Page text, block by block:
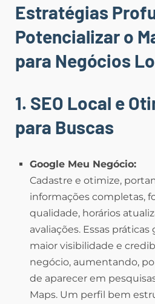
Estratégias
Potencializar o
para Negócios
1. SEO Local e
para Buscas
Google Meu Negócio:
Cadastre e otimize,
informações completas,
qualidade, horários
avaliações. Essas
maior visibilidade e
negócio, aumentando,
de aparecer em
Maps. Um perfil bem